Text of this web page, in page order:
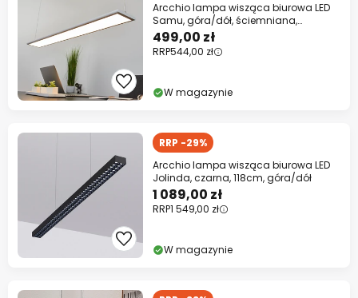
Arcchio lampa wisząca biurowa LED
Samu, góra/dół, ściemniana,
aluminium
499,00 zł
RRP544,00 zł
W magazynie
RRP -29%
Arcchio lampa wisząca biurowa LED
Jolinda, czarna, 118cm, góra/dół
1 089,00 zł
RRP1 549,00 zł
W magazynie